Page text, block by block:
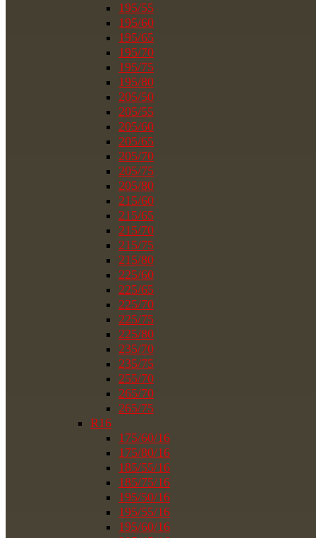
195/55
195/60
195/65
195/70
195/75
195/80
205/50
205/55
205/60
205/65
205/70
205/75
205/80
215/60
215/65
215/70
215/75
215/80
225/60
225/65
225/70
225/75
225/80
235/70
235/75
255/70
265/70
265/75
R16
175/60/16
175/80/16
185/55/16
185/75/16
195/50/16
195/55/16
195/60/16